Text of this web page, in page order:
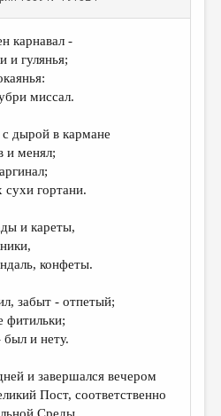
карнавал -
и гулянья;
миссал.
в кармане
и менял;
сухи гортани.
и кареты,
конфеты.
забыт - отпетый;
фитильки;
был и нету.
и завершался вечером
Пост, соответственно